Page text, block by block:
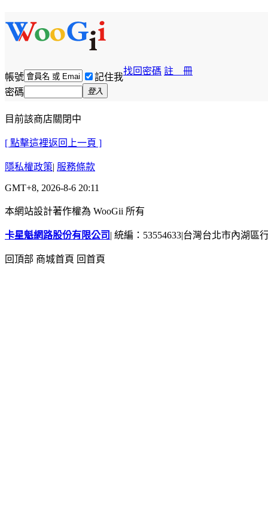
帳號 記住我
找回密碼 註 冊
密碼 登入
目前該商店關閉中
[ 點擊這裡返回上一頁 ]
隱私權政策| 服務條款
GMT+8, 2026-8-6 20:11
本網站設計著作權為 WooGii 所有
卡星魁網路股份有限公司 | 統編：53554633|台灣台北市內湖區
回頂部 商城首頁 回首頁